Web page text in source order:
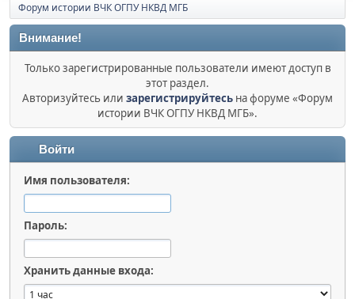
Форум истории ВЧК ОГПУ НКВД МГБ
Внимание!
Только зарегистрированные пользователи имеют доступ в
этот раздел.
Авторизуйтесь или зарегистрируйтесь на форуме «Форум
истории ВЧК ОГПУ НКВД МГБ».
Войти
Имя пользователя:
Пароль:
Хранить данные входа: